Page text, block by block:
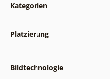
Kategorien
Platzierung
Bildtechnologie